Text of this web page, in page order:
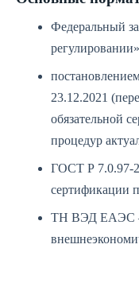
Федеральный
регулировании»
23.12.2021
обязательной
процедур
ГОСТ Р 7.0.97-
сертификации
ТН ВЭД ЕАЭС —